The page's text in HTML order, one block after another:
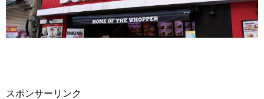
スポンサーリンク